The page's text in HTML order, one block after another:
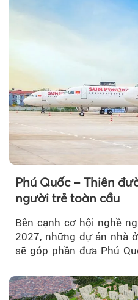
Phú Quốc – Thiên
người trẻ toàn cầu
Bên cạnh cơ hội nghề
2027, những dự án nhà
sẽ góp phần đưa Phú